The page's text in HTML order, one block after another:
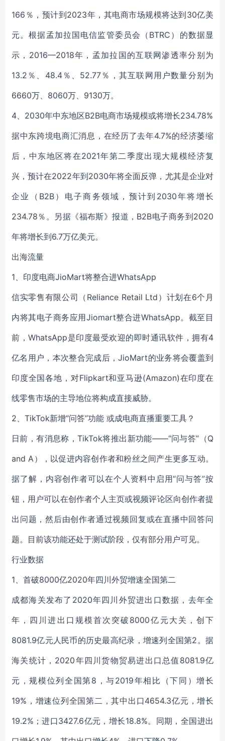
166％，预计到2023年，其电商市场规模将达到30亿美
元。根据孟加拉国电信监管委员会（BTRC）的数据显
示，2016—2018年，孟加拉国的互联网渗透率分别为
13.2％、48.4％、52.77％，其互联网用户数量分别为
6660万、8060万、9130万。
4、2030年中东地区B2B电商市场规模或将增长234.78%
据中东跨境电商汇消息，在经历了去年4.7%的经济萎缩
后，中东地区将在2021年第二季度出现大规模经济复
兴，预计在2022年到2030年将全面反弹，尤其是企业对
企业（B2B）电子商务领域，预计到2030年将增长
234.78％。另据《福布斯》报道，B2B电子商务到2020
年将增长到6.7万亿美元。
出海流量
1、印度电商JioMart将整合进WhatsApp
信实零售有限公司（Reliance Retail Ltd）计划在6个月
内将其电子商务应用Jiomart整合进WhatsApp。截至目
前，WhatsApp是印度最受欢迎的即时通讯软件，拥有4
亿名用户，本次整合完成后，JioMart的业务将会覆盖到
印度全国各地，对Flipkart和亚马逊(Amazon)在印度在
线零售市场的主导地位将构成直接威胁。
2、TikTok新增“问答”功能 或成电商直播重要工具？
日前，有消息称，TikTok将推出新功能——“问与答”（Q
and A），以促进内容创作者和粉丝之间产生更多互动。
据了解，内容创作者可以在个人资料中启用“问与答”按
钮，用户可以在创作者个人主页或视频评论区向创作者提
出问题，然后由创作者通过视频回复或在直播中回答问
题。目前该功能还处于测试阶段，仅有部分用户可见。
行业数据
1、首破8000亿2020年四川外贸增速全国第二
成都海关发布了2020年四川外贸进出口数据，去年全
年，四川进出口规模首次突破8000亿元大关，创下
8081.9亿元人民币的历史最高纪录，增速列全国第2。据
海关统计，2020年四川货物贸易进出口总值8081.9亿
元，规模位列全国第8，与2019年相比（下同）增长
19%，增速位列全国第二，其中出口4654.3亿元，增长
19.2%；进口3427.6亿元，增长18.8%。同期，全国进出